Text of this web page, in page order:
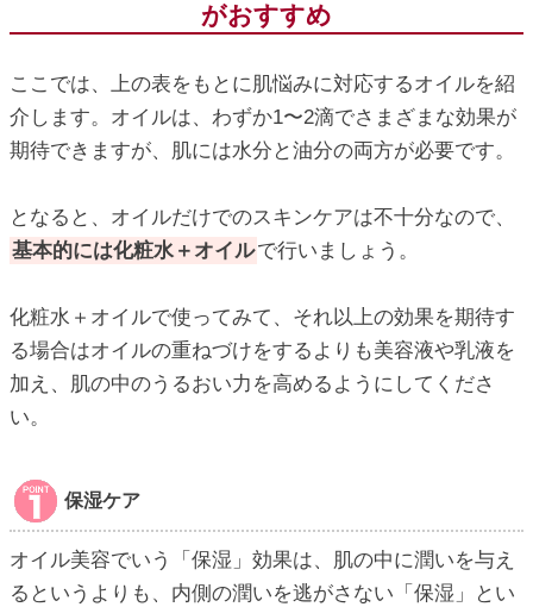
がおすすめ
ここでは、上の表をもとに肌悩みに対応するオイルを紹
介します。オイルは、わずか1〜2滴でさまざまな効果が
期待できますが、肌には水分と油分の両方が必要です。
となると、オイルだけでのスキンケアは不十分なので、
基本的には化粧水＋オイルで行いましょう。
化粧水＋オイルで使ってみて、それ以上の効果を期待す
る場合はオイルの重ねづけをするよりも美容液や乳液を
加え、肌の中のうるおい力を高めるようにしてくださ
い。
保湿ケア
オイル美容でいう「保湿」効果は、肌の中に潤いを与え
るというよりも、内側の潤いを逃がさない「保湿」とい